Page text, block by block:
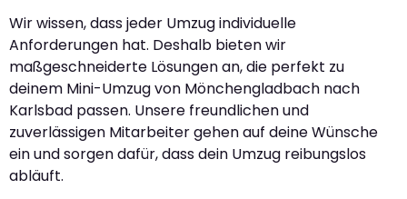
Wir wissen, dass jeder Umzug individuelle
Anforderungen hat. Deshalb bieten wir
maßgeschneiderte Lösungen an, die perfekt zu
deinem Mini-Umzug von Mönchengladbach nach
Karlsbad passen. Unsere freundlichen und
zuverlässigen Mitarbeiter gehen auf deine Wünsche
ein und sorgen dafür, dass dein Umzug reibungslos
abläuft.